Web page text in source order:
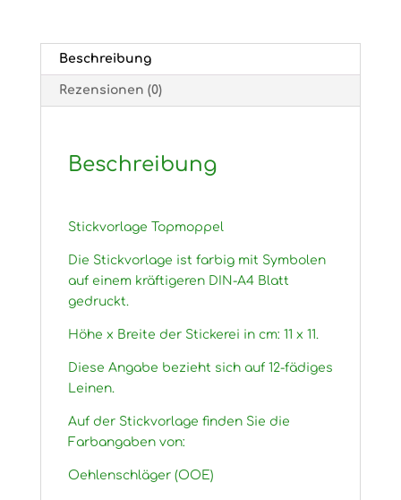
Beschreibung
Rezensionen (0)
Beschreibung
Stickvorlage Topmoppel
Die Stickvorlage ist farbig mit Symbolen
auf einem kräftigeren DIN-A4 Blatt
gedruckt.
Höhe x Breite der Stickerei in cm: 11 x 11.
Diese Angabe bezieht sich auf 12-fädiges
Leinen.
Auf der Stickvorlage finden Sie die
Farbangaben von:
Oehlenschläger (OOE)